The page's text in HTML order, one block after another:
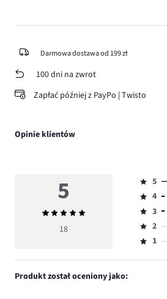
Darmowa dostawa od 199 zł
100 dni na zwrot
Zapłać później z PayPo | Twisto
Opinie klientów
5
Średnia
ocena
18
Ocena
5,
ilość
głosów
16.
5
Ocena
4,
ilość
głosów
4
Ocena
3,
ilość
3
Ocena
2,
2
Ocena
1,
1
Produkt został oceniony jako: